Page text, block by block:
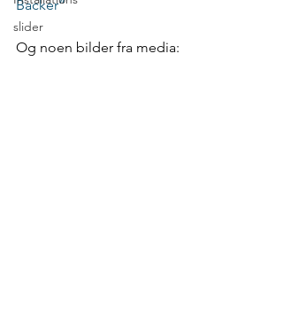
slider
Backer”
Og noen bilder fra media: